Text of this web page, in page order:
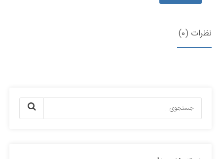
نظرات (0)